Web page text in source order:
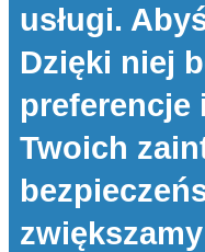
usługi.
Dzięki niej
preferencje
Twoich